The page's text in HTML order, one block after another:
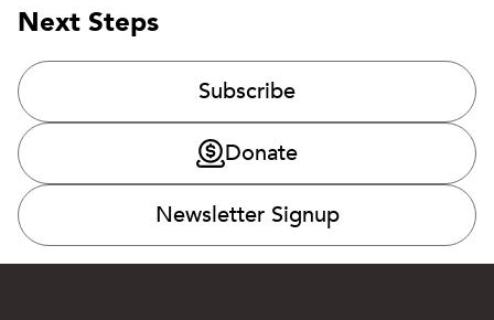
Next Steps
Subscribe
Donate
Newsletter Signup